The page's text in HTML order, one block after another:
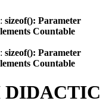
: sizeof(): Parameter
Countable
: sizeof(): Parameter
Countable
DIDACTIC